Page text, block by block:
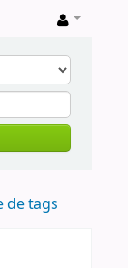
de tags